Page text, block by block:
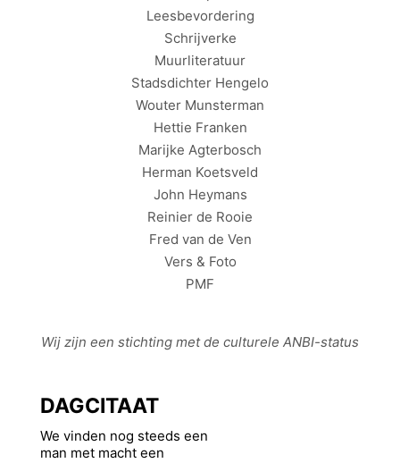
Leesbevordering
Schrijverke
Muurliteratuur
Stadsdichter Hengelo
Wouter Munsterman
Hettie Franken
Marijke Agterbosch
Herman Koetsveld
John Heymans
Reinier de Rooie
Fred van de Ven
Vers & Foto
PMF
Wij zijn een stichting met de culturele ANBI-status
DAGCITAAT
We vinden nog steeds een
man met macht een